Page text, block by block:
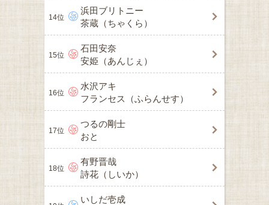
14位
浜田ブリトニー
茶蔵（ちゃくら）
15位
石田安奈
安姫（あんじぇ）
16位
水沢アキ
フランセス（ふらんせす）
17位
つるの剛士
おと
18位
有野晋哉
詩花（しいか）
いしだ壱成